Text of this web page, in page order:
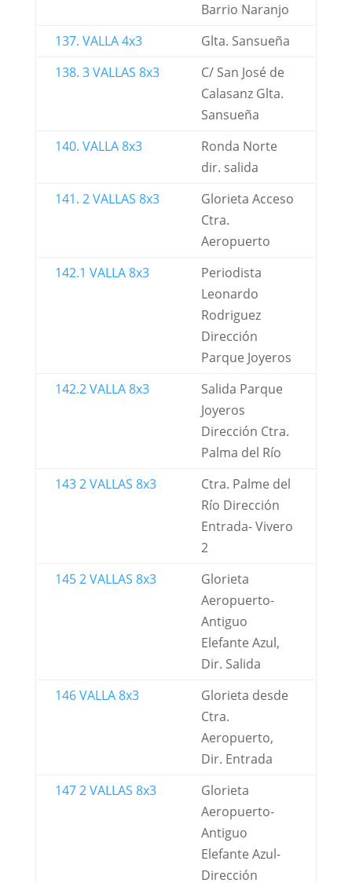
Barrio Naranjo
137. VALLA 4x3
Glta. Sansueña
138. 3 VALLAS 8x3
C/ San José de
Calasanz Glta.
Sansueña
140. VALLA 8x3
Ronda Norte
dir. salida
141. 2 VALLAS 8x3
Glorieta Acceso
Ctra.
Aeropuerto
142.1 VALLA 8x3
Periodista
Leonardo
Rodriguez
Dirección
Parque Joyeros
142.2 VALLA 8x3
Salida Parque
Joyeros
Dirección Ctra.
Palma del Río
143 2 VALLAS 8x3
Ctra. Palme del
Río Dirección
Entrada- Vivero
2
145 2 VALLAS 8x3
Glorieta
Aeropuerto-
Antiguo
Elefante Azul,
Dir. Salida
146 VALLA 8x3
Glorieta desde
Ctra.
Aeropuerto,
Dir. Entrada
147 2 VALLAS 8x3
Glorieta
Aeropuerto-
Antiguo
Elefante Azul-
Dirección